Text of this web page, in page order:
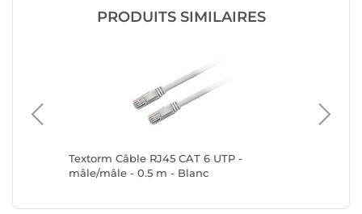
PRODUITS SIMILAIRES
Textorm Câble RJ45 CAT 6 UTP -
mâle/mâle - 0.5 m - Blanc